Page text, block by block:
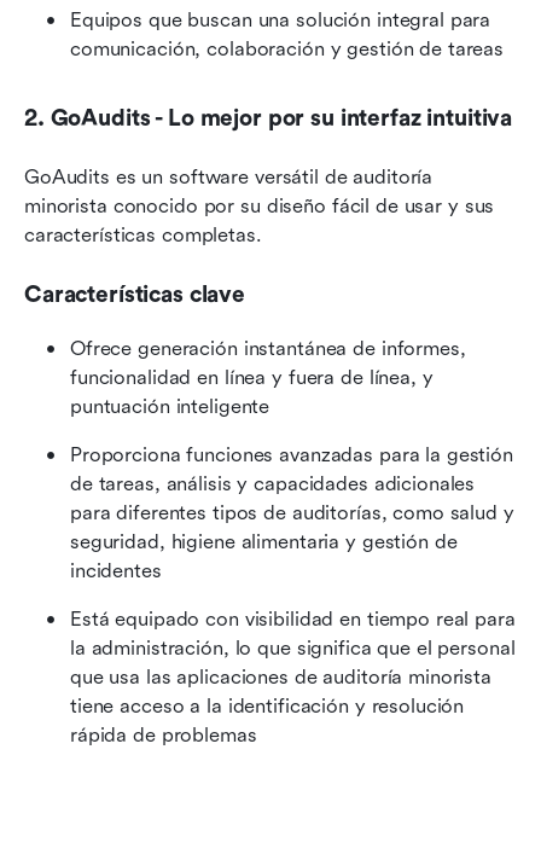
Equipos que buscan una solución integral para
comunicación, colaboración y gestión de tareas
2. GoAudits - Lo mejor por su interfaz intuitiva
GoAudits es un software versátil de auditoría
minorista conocido por su diseño fácil de usar y sus
características completas.
Características clave
Ofrece generación instantánea de informes,
funcionalidad en línea y fuera de línea, y
puntuación inteligente
Proporciona funciones avanzadas para la gestión
de tareas, análisis y capacidades adicionales
para diferentes tipos de auditorías, como salud y
seguridad, higiene alimentaria y gestión de
incidentes
Está equipado con visibilidad en tiempo real para
la administración, lo que significa que el personal
que usa las aplicaciones de auditoría minorista
tiene acceso a la identificación y resolución
rápida de problemas